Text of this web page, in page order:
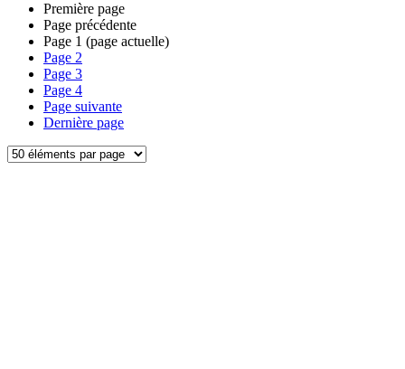
Première page
Page précédente
Page 1 (page actuelle)
Page 2
Page 3
Page 4
Page suivante
Dernière page